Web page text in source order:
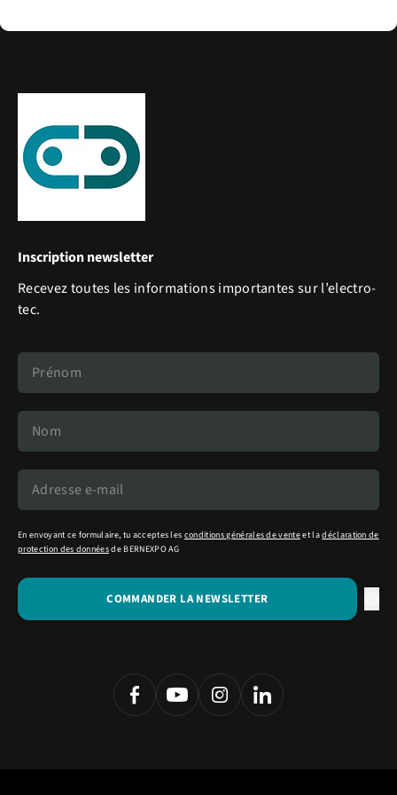
Inscription newsletter
Recevez toutes les informations importantes sur l’electro-
tec.
En envoyant ce formulaire, tu acceptes les conditions générales de venteet ladéclaration de
protection des donnéesde BERNEXPO AG